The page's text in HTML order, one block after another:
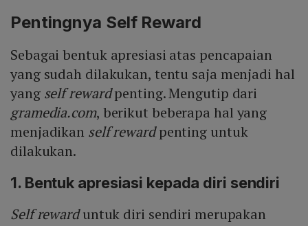
Pentingnya Self Reward
Sebagai bentuk apresiasi atas pencapaian
yang sudah dilakukan, tentu saja menjadi hal
yang self rewardpenting. Mengutip dari
gramedia.com, berikut beberapa hal yang
menjadikan self rewardpenting untuk
dilakukan.
1. Bentuk apresiasi kepada diri sendiri
Self rewarduntuk diri sendiri merupakan